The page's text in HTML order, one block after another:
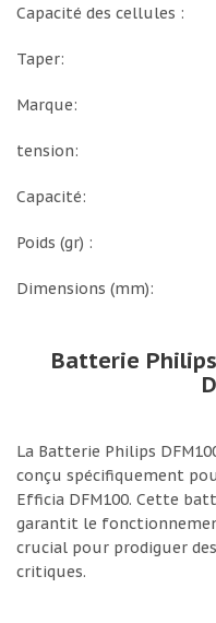
Capacité des cellules :
Taper:
Marque:
tension:
Capacité:
Poids (gr) :
Dimensions (mm):
Batterie
La Batterie Philips
conçu spécifiquement
Efficia DFM100. Cette
garantit le
crucial pour prodiguer
critiques.